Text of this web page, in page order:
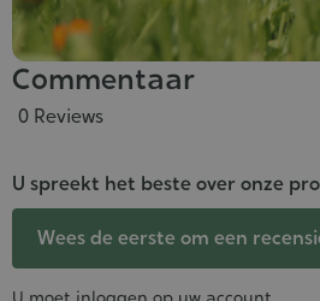
Commentaar
0 Reviews
U spreekt het beste over onze
Wees de eerste om een